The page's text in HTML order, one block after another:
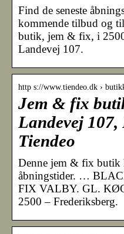
Find de seneste
kommende tilbud og
butik, jem & fix, i
Landevej 107.
http s://www.tiendeo.dk ›
Jem & fix
Landevej
Tiendeo
Denne jem & fix butik
åbningstider. …
FIX VALBY. GL.
2500 – Frederiksberg.